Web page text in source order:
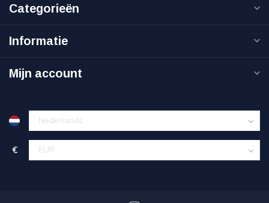
Categorieën
Informatie
Mijn account
€